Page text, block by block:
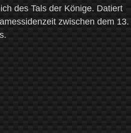
des Tals der Könige. Datiert
zwischen dem 13.